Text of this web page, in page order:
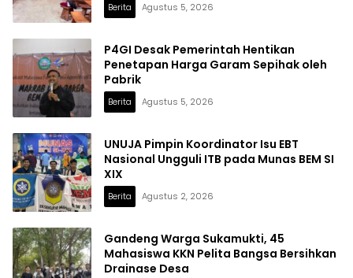
Berita Agustus 5, 2026
P4GI Desak Pemerintah Hentikan
Penetapan Harga Garam Sepihak oleh
Pabrik
Berita Agustus 5, 2026
UNUJA Pimpin Koordinator Isu EBT
Nasional Ungguli ITB pada Munas BEM SI
XIX
Berita Agustus 2, 2026
Gandeng Warga Sukamukti, 45
Mahasiswa KKN Pelita Bangsa Bersihkan
Drainase Desa